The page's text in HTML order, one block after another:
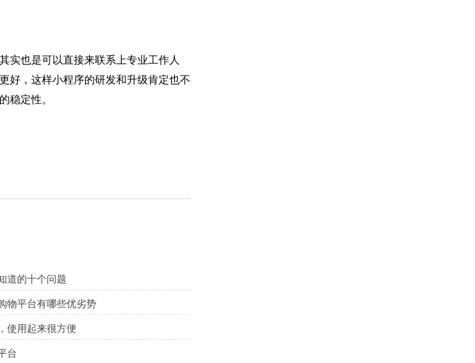
实也是可以直接来联系上专业工作人
好，这样小程序的研发和升级肯定也不
稳定性。
道的十个问题
物平台有哪些优劣势
使用起来很方便
台